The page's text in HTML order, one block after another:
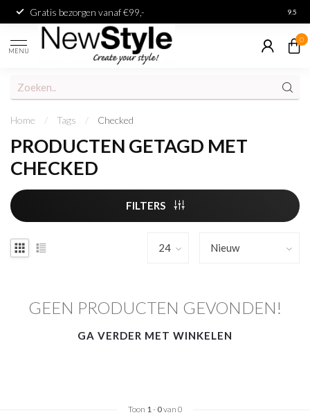
Gratis bezorgen vanaf €99,- 9.5
MENU
0
Home / Tags / Checked
PRODUCTEN GETAGD MET
CHECKED
FILTERS
GEEN PRODUCTEN GEVONDEN!
GA VERDER MET WINKELEN
Toon 1- 0van 0